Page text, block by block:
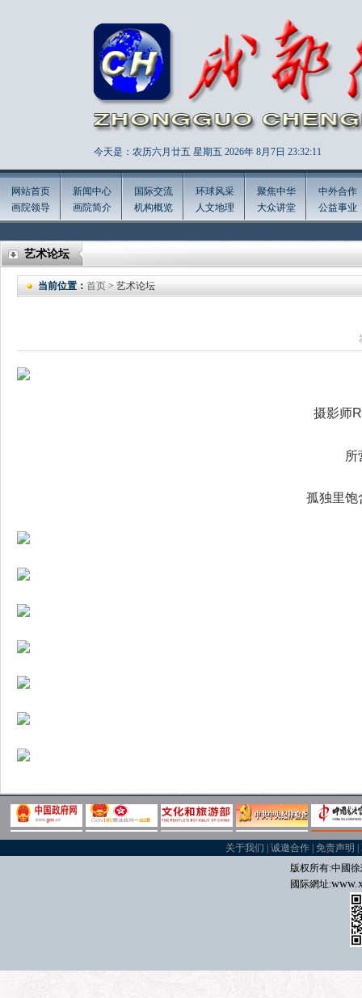
今天是：农历六月廿五 星期五 2026年 8月7日 23:32:12
网站首页
画院领导
新闻中心
画院简介
国际交流
机构概览
环球风采
人文地理
聚焦中华
大众讲堂
中外合作
公益事业
艺术论坛
当前位置： 首页 > 艺术论坛
摄影师
所
孤独里饱
关于我们 |诚邀合作 |免责声明 |
版权所有:中國
國际網址: